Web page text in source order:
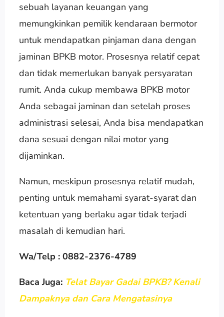
sebuah layanan keuangan yang
memungkinkan pemilik kendaraan bermotor
untuk mendapatkan pinjaman dana dengan
jaminan BPKB motor. Prosesnya relatif cepat
dan tidak memerlukan banyak persyaratan
rumit. Anda cukup membawa BPKB motor
Anda sebagai jaminan dan setelah proses
administrasi selesai, Anda bisa mendapatkan
dana sesuai dengan nilai motor yang
dijaminkan.
Namun, meskipun prosesnya relatif mudah,
penting untuk memahami syarat-syarat dan
ketentuan yang berlaku agar tidak terjadi
masalah di kemudian hari.
Wa/Telp : 0882-2376-4789
Baca Juga: Telat Bayar Gadai BPKB? Kenali
Dampaknya dan Cara Mengatasinya